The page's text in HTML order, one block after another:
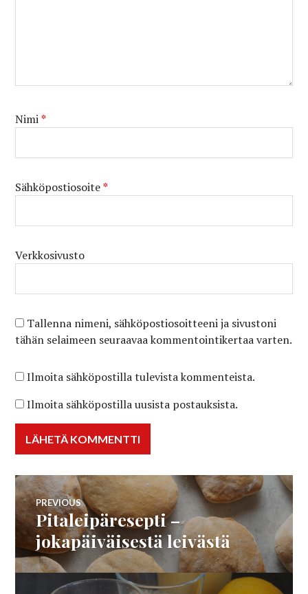
Nimi*
Sähköpostiosoite*
Verkkosivusto
Tallenna nimeni, sähköpostiosoitteeni ja sivustoni
tähän selaimeen seuraavaa kommentointikertaa varten.
Ilmoita sähköpostilla tulevista kommenteista.
Ilmoita sähköpostilla uusista postauksista.
Artikkelien
selaus
PREVIOUS
Previous
post:
Pitaleipäresepti –
jokapäiväisestä leivästä